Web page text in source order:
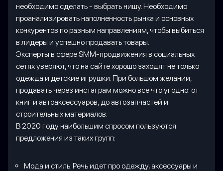
необходимо сделать - выбрать нишу. Необходимо
проанализировать наполненность рынка и основных
конкурентов по разным направлениям, чтобы выбиться
в лидеры и успешно продавать товары.
Эксперты в сфере SMM-продвижения в социальных
сетях уверяют, что на сайте хорошо заходят не только
одежда и детские игрушки. При большом желании,
продавать через инстаграм можно все что угодно: от
книг и автоаксессуаров, до автозапчастей и
строительных материалов.
В 2020 году наибольшим спросом пользуются
предложения из таких групп:
Мода и стиль. Речь идет про одежду, аксессуары и